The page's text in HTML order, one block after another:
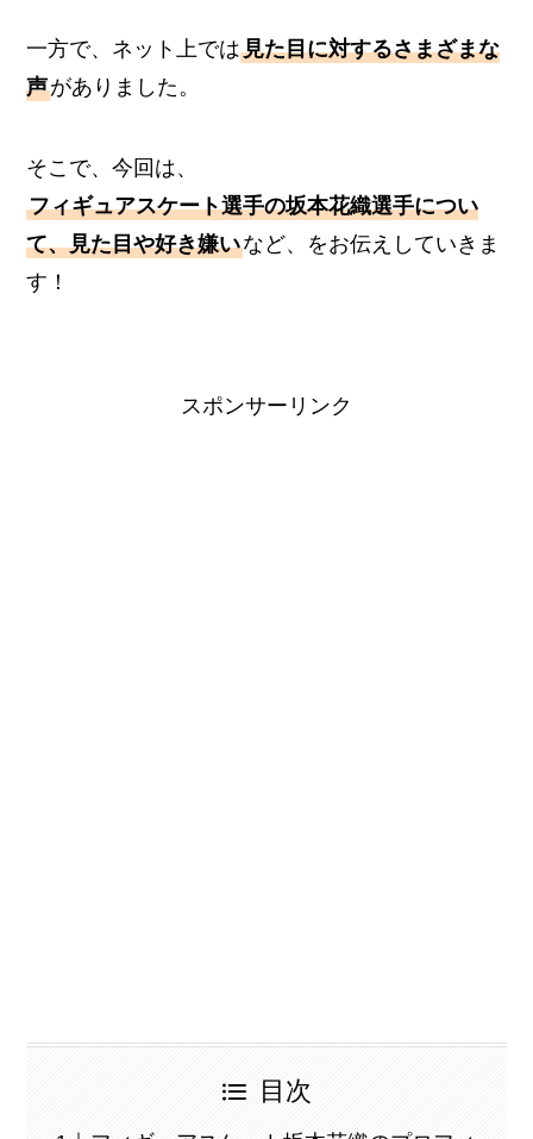
一方で、ネット上では見た目に対するさまざまな
声がありました。
そこで、今回は、
フィギュアスケート選手の坂本花織選手につい
て、見た目や好き嫌いなど、をお伝えしていきま
す！
スポンサーリンク
目次